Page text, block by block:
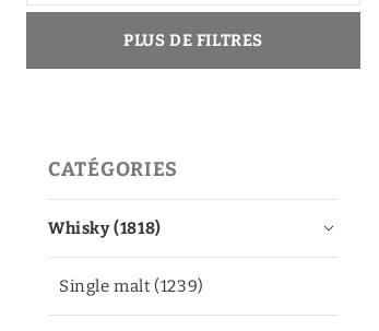
PLUS DE FILTRES
CATÉGORIES
Whisky (1818)
Single malt (1239)